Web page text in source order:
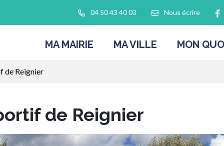
04 50 43 40 03 Nous écrire
MA MAIRIE MA VILLE MON
de Reignier
de Reignier